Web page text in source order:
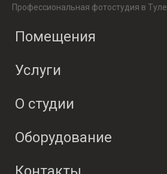
Профессиональная фотостудия в Туле
Помещения
Услуги
О студии
Оборудование